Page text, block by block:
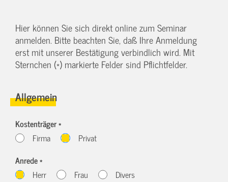
Hier können Sie sich direkt online zum Seminar
anmelden. Bitte beachten Sie, daß Ihre Anmeldung
erst mit unserer Bestätigung verbindlich wird. Mit
Sternchen (*) markierte Felder sind Pflichtfelder.
Allgemein
Kostenträger *
Firma
Privat
Anrede *
Herr
Frau Divers